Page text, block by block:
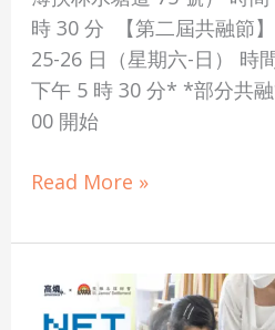
時 30 分 【第二屆共融節
25-26 日（星期六-日） 時
下午 5 時 30 分* *部分共融
00 開始
Read More »
高
燒